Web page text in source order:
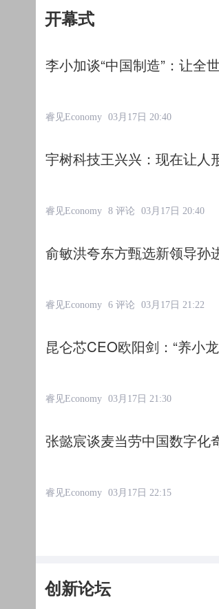
开幕式
李小加谈“中国制造”：让全
睿见Economy 03月17日 20:40
宇树科技王兴兴：现在让人
睿见Economy 8 评论 03月17日 20:40
俞敏洪夸东方甄选新领导孙
睿见Economy 6 评论 03月17日 21:22
昆仑芯CEO欧阳剑：“养小
睿见Economy 03月17日 21:30
张懿宸谈麦当劳中国数字化
睿见Economy 03月17日 22:15
创新论坛